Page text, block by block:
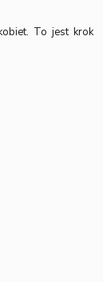
To jest krok